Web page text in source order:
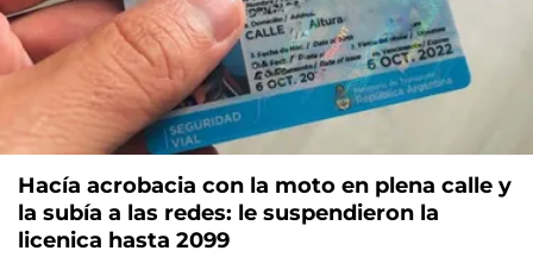
Hacía acrobacia con la moto en plena calle y
la subía a las redes: le suspendieron la
licenica hasta 2099